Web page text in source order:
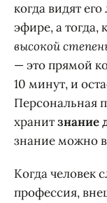
когда видят
эфире, а тогда,
высокой
— это прямой
10 минут, и
Персональная
хранитзнание
знание можно
Когда человек
профессия,